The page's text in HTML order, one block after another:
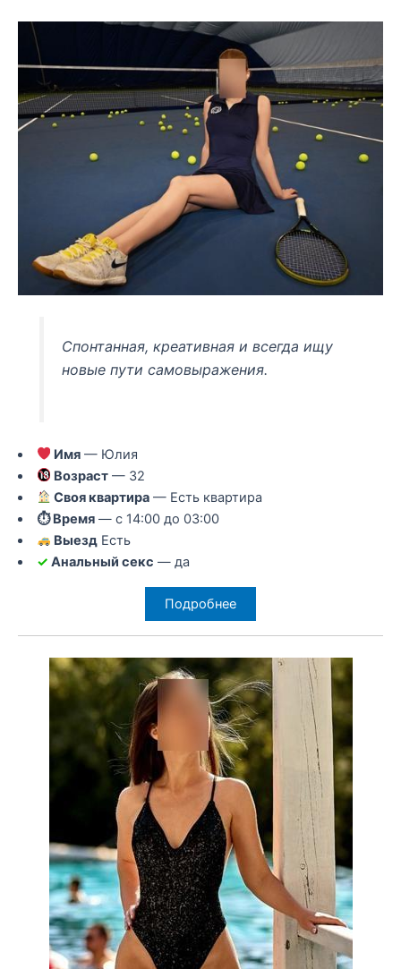
Спонтанная, креативная и всегда ищу
новые пути самовыражения.
Имя — Юлия
Возраст — 32
Своя квартира — Есть квартира
⏱ Время— с 14:00 до 03:00
Выезд Есть
✓ Анальный секс — да
Подробнее